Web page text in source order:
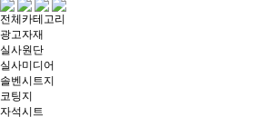
전체카테고리
광고자재
실사원단
실사미디어
솔벤시트지
코팅지
자석시트